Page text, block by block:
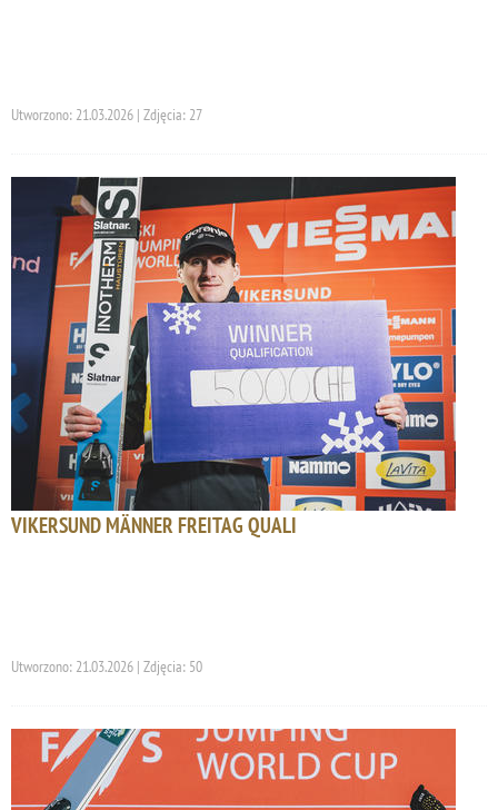
Utworzono: 21.03.2026 | Zdjęcia: 27
VIKERSUND MÄNNER FREITAG QUALI
Utworzono: 21.03.2026 | Zdjęcia: 50